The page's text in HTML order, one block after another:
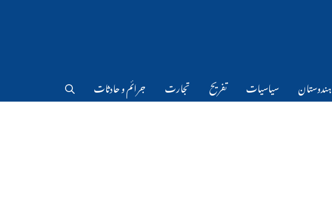
ہندوستان سیاسیات تفریح تجارت جرائم و حادثات